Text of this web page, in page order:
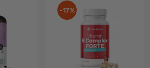
-17%